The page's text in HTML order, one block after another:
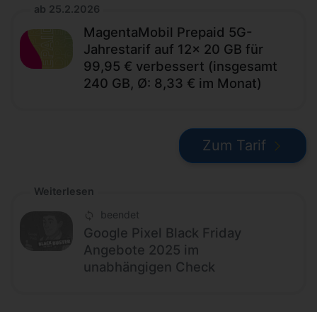
ab 25.2.2026
MagentaMobil Prepaid 5G-
Jahrestarif auf 12x 20 GB für
99,95 € verbessert (insgesamt
240 GB, Ø: 8,33 € im Monat)
Zum Tarif
Weiterlesen
beendet
Google Pixel Black Friday
Angebote 2025 im
unabhängigen Check